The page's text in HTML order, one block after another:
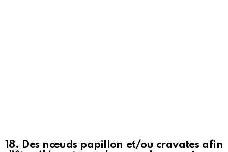
18. Des nœuds papillon et/ou cravates afin